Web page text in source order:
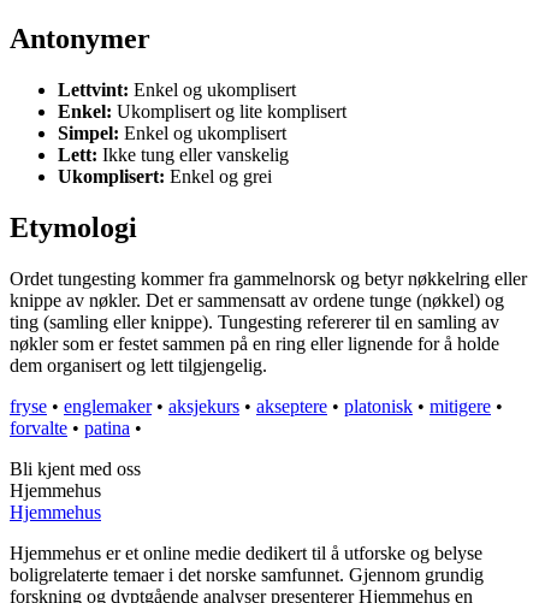
Antonymer
Lettvint: Enkel og ukomplisert
Enkel: Ukomplisert og lite komplisert
Simpel: Enkel og ukomplisert
Lett: Ikke tung eller vanskelig
Ukomplisert: Enkel og grei
Etymologi
Ordet tungesting kommer fra gammelnorsk og betyr nøkkelring eller
knippe av nøkler. Det er sammensatt av ordene tunge (nøkkel) og
ting (samling eller knippe). Tungesting refererer til en samling av
nøkler som er festet sammen på en ring eller lignende for å holde
dem organisert og lett tilgjengelig.
fryse • englemaker• aksjekurs • akseptere • platonisk • mitigere •
forvalte • patina •
Bli kjent med oss
Hjemmehus
Hjemmehus
Hjemmehus er et online medie dedikert til å utforske og belyse
boligrelaterte temaer i det norske samfunnet. Gjennom grundig
forskning og dyptgående analyser presenterer Hjemmehus en